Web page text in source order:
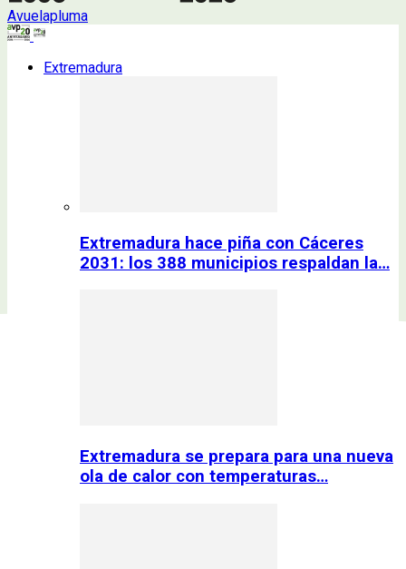
Avuelapluma
Extremadura
Extremadura hace piña con Cáceres
2031: los 388 municipios respaldan la…
Extremadura se prepara para una nueva
ola de calor con temperaturas…